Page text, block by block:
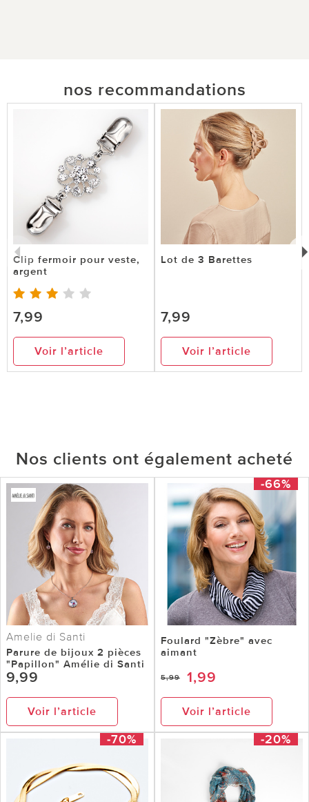
nos recommandations
Clip fermoir pour veste,
argent
7,99
Voir l’article
Lot de 3 Barettes
7,99
Voir l’article
Nos clients ont également acheté
Amelie di Santi
Parure de bijoux 2 pièces
"Papillon" Amélie di Santi
9,99
Voir l’article
-66%
Foulard "Zèbre" avec
aimant
5,99 1,99
Voir l’article
-70% -20%